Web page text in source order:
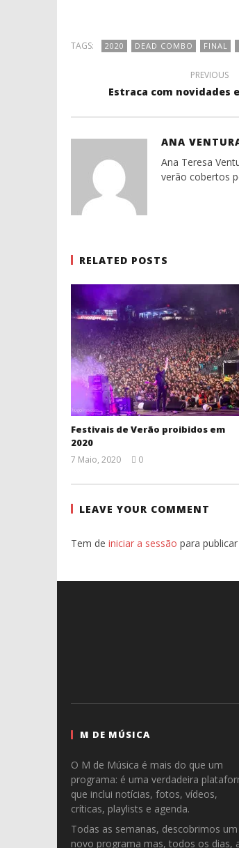
TAGS: 2020 DEAD COMBO FINAL
PREVIOUS
Estraca com novidades
ANA
Ana Teresa
verão cobertos
RELATED POSTS
Festivais de Verão proibidos em
2020
7 Maio, 2020
Ventura
0
LEAVE YOUR COMMENT
Tem de iniciar a sessão para
M DE MÚSICA
O M de Música é mais do que um
programa: é uma verdadeira
que inclui notícias, fotos, vídeos,
críticas, playlists e agenda.
Todas as semanas, descobrimos um
novo programa mas, todos os dias,